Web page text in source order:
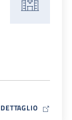
MAP ICON